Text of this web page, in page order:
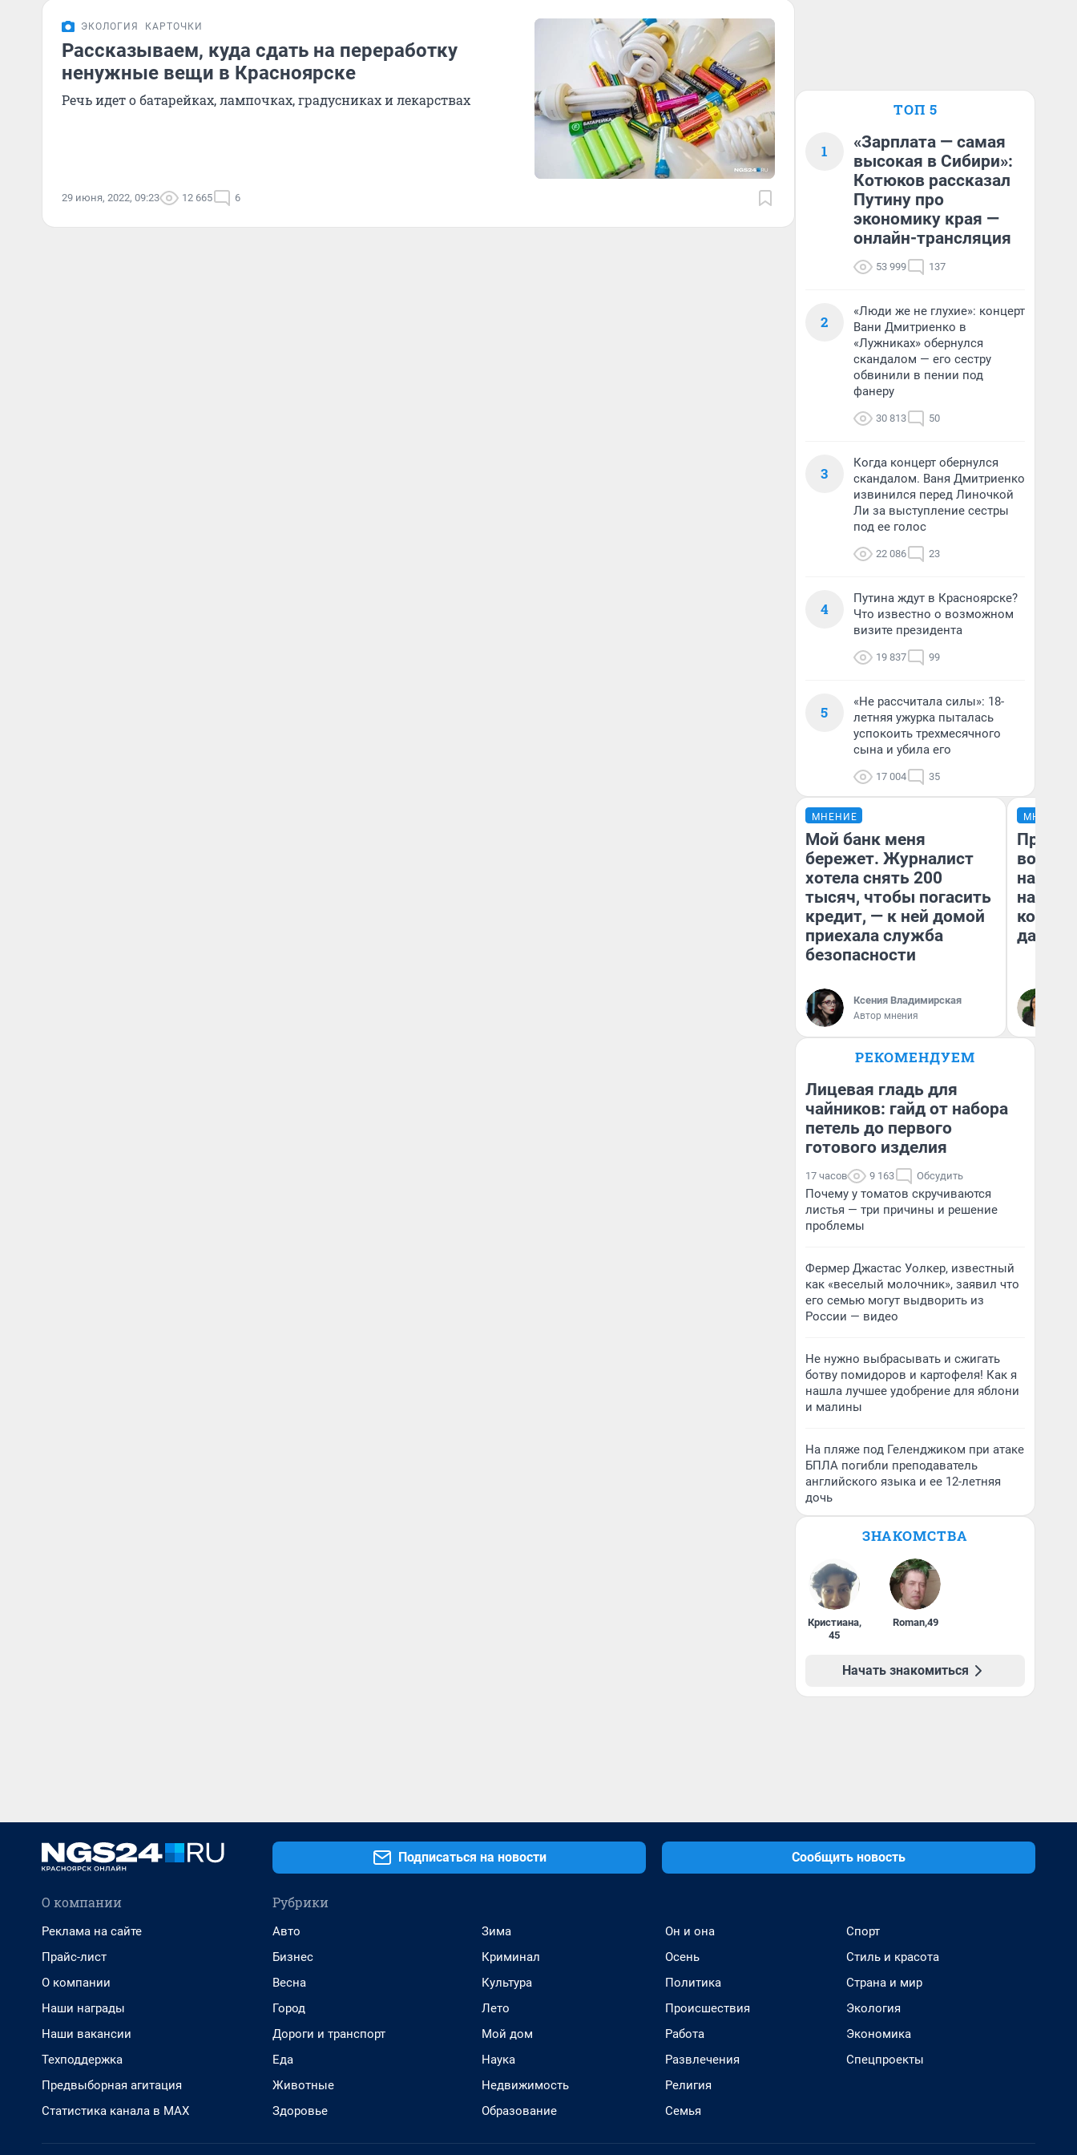
ЭКОЛОГИЯ КАРТОЧКИ
Рассказываем, куда сдать на переработку
ненужные вещи в Красноярске
Речь идет о батарейках, лампочках, градусниках и лекарствах
29 июня, 2022, 09:23 12 665 6
ТОП 5
1
«Зарплата — самая
высокая в Сибири»:
Котюков рассказал
Путину про
экономику края —
онлайн-трансляция
53 999 137
2
«Люди же не глухие»: концерт
Вани Дмитриенко в
«Лужниках» обернулся
скандалом — его сестру
обвинили в пении под
фанеру
30 813 50
3
Когда концерт обернулся
скандалом. Ваня Дмитриенко
извинился перед Линочкой
Ли за выступление сестры
под ее голос
22 086 23
4
Путина ждут в Красноярске?
Что известно о возможном
визите президента
19 837 99
5
«Не рассчитала силы»: 18-
летняя ужурка пыталась
успокоить трехмесячного
сына и убила его
17 004 35
МНЕНИЕ
Мой банк меня
бережет. Журналист
хотела снять 200
тысяч, чтобы погасить
кредит, — к ней домой
приехала служба
безопасности
Ксения Владимирская
Автор мнения
МНЕНИЕ
нам
даже
РЕКОМЕНДУЕМ
Лицевая гладь для
чайников: гайд от набора
петель до первого
готового изделия
17 часов 9 163 Обсудить
Почему у томатов скручиваются
листья — три причины и решение
проблемы
Фермер Джастас Уолкер, известный
как «веселый молочник», заявил что
его семью могут выдворить из
России — видео
Не нужно выбрасывать и сжигать
ботву помидоров и картофеля! Как я
нашла лучшее удобрение для яблони
и малины
На пляже под Геленджиком при атаке
БПЛА погибли преподаватель
английского языка и ее 12-летняя
дочь
ЗНАКОМСТВА
Кристиана,
45
Roman,49
Начать знакомиться
Подписаться на новости Сообщить новость
О компании
Реклама на сайте
Прайс-лист
О компании
Наши награды
Наши вакансии
Техподдержка
Предвыборная агитация
Статистика канала в MAX
Рубрики
Авто
Бизнес
Весна
Город
Дороги и транспорт
Еда
Животные
Здоровье
Зима
Криминал
Культура
Лето
Мой дом
Наука
Недвижимость
Образование
Он и она
Осень
Политика
Происшествия
Работа
Развлечения
Религия
Семья
Спорт
Стиль и красота
Страна и мир
Экология
Экономика
Спецпроекты